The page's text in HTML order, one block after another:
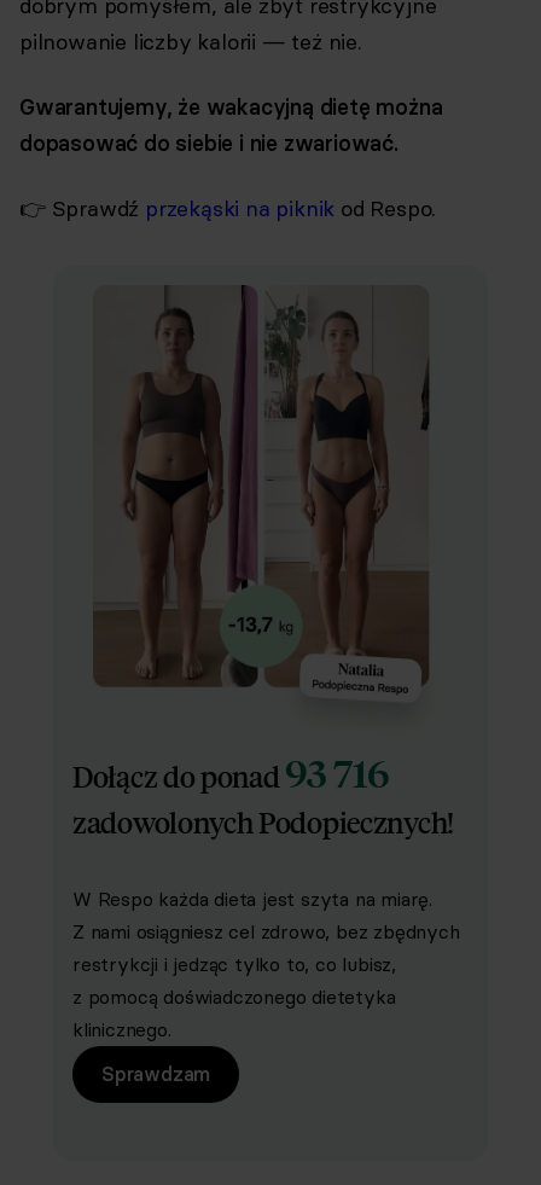
dobrym pomysłem, ale zbyt restrykcyjne
pilnowanie liczby kalorii — też nie.
Gwarantujemy, że wakacyjną dietę można
dopasować do siebie i nie zwariować.
👉 Sprawdź przekąski na piknik od Respo.
Dołącz do ponad93 716
zadowolonych Podopiecznych!
W Respo każda dieta jest szyta na miarę.
Z nami osiągniesz cel zdrowo, bez zbędnych
restrykcji i jedząc tylko to, co lubisz,
z pomocą doświadczonego dietetyka
klinicznego.
Sprawdzam